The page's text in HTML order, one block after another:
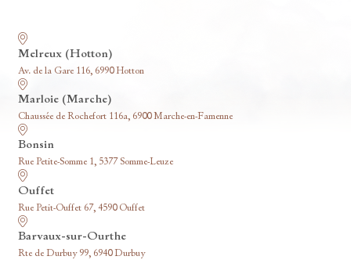
Melreux (Hotton)
Av. de la Gare 116, 6990 Hotton
Marloie (Marche)
Chaussée de Rochefort 116a, 6900 Marche-en-Famenne
Bonsin
Rue Petite-Somme 1, 5377 Somme-Leuze
Ouffet
Rue Petit-Ouffet 67, 4590 Ouffet
Barvaux-sur-Ourthe
Rte de Durbuy 99, 6940 Durbuy